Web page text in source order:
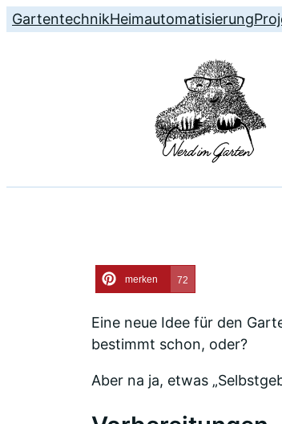
GartentechnikHeimautomatisierung
merken 72
Eine neue Idee für den
bestimmt schon, oder?
Aber na ja, etwas